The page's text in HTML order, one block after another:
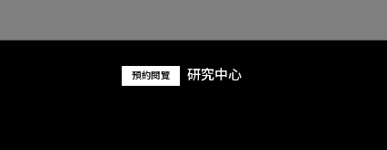
預約閱覽 研究中心